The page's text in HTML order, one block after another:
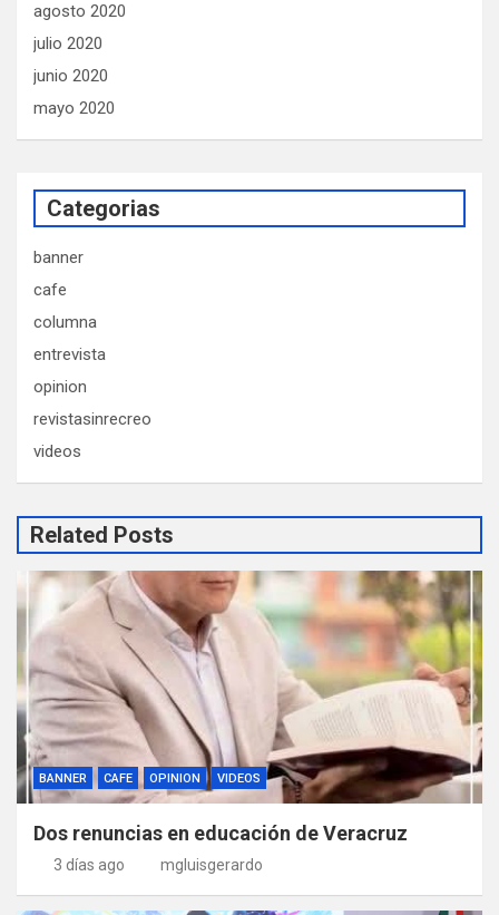
agosto 2020
julio 2020
junio 2020
mayo 2020
Categorias
banner
cafe
columna
entrevista
opinion
revistasinrecreo
videos
Related Posts
BANNER CAFE OPINION VIDEOS
Dos renuncias en educación de Veracruz
3 días ago mgluisgerardo